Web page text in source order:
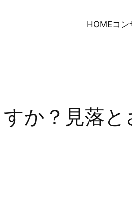
HOMEコン
か？見落